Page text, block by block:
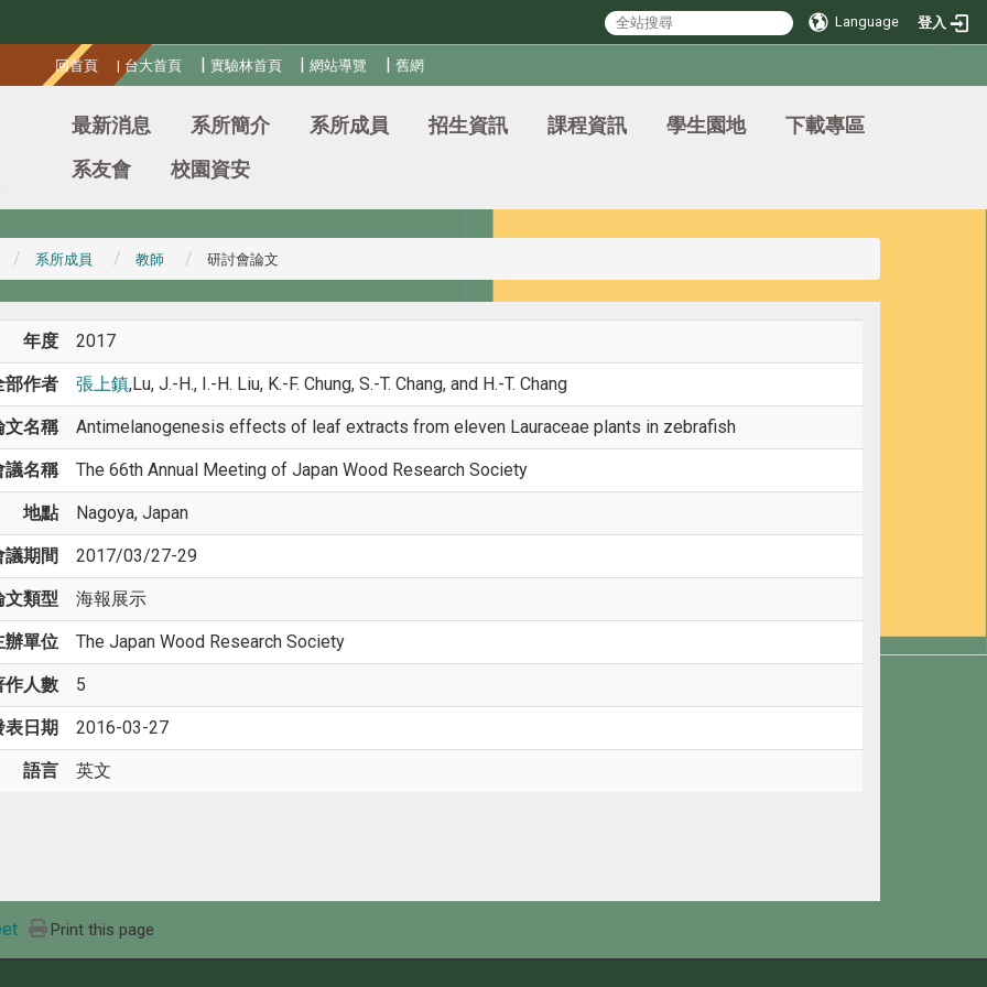
Language 登入
回首頁 | 台大首頁 | 實驗林首頁 |網站導覽 |舊網
最新消息 系所簡介 系所成員 招生資訊 課程資訊 學生園地
下載專區
系友會
校園資安
系所成員 教師 研討會論文
年度 2017
部作者 張上鎮,Lu, J.-H., I.-H. Liu, K.-F. Chung, S.-T. Chang, and H.-T. Chang
文名稱 Antimelanogenesis effects of leaf extracts from eleven Lauraceae plants in zebrafish
議名稱 The 66th Annual Meeting of Japan Wood Research Society
地點 Nagoya, Japan
議期間 2017/03/27-29
文類型 海報展示
辦單位 The Japan Wood Research Society
作人數 5
表日期 2016-03-27
語言 英文
Print this page